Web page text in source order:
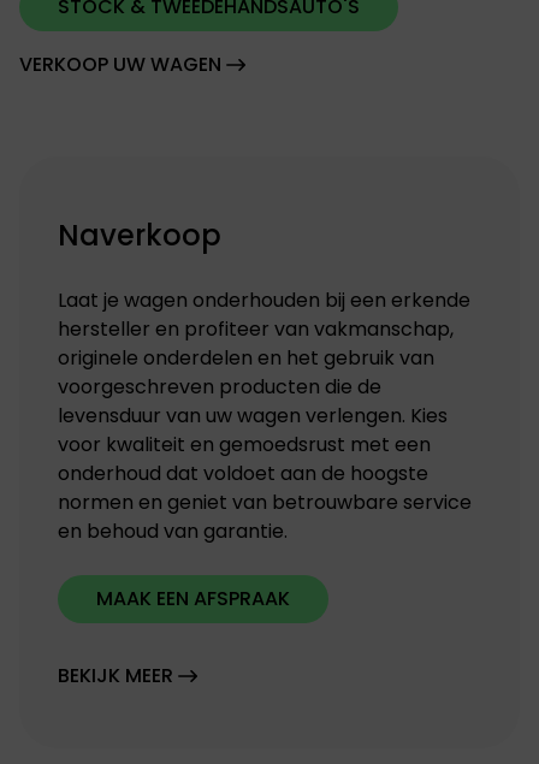
STOCK & TWEEDEHANDSAUTO'S
VERKOOP UW WAGEN
Naverkoop
Laat je wagen onderhouden bij een erkende
hersteller en profiteer van vakmanschap,
originele onderdelen en het gebruik van
voorgeschreven producten die de
levensduur van uw wagen verlengen. Kies
voor kwaliteit en gemoedsrust met een
onderhoud dat voldoet aan de hoogste
normen en geniet van betrouwbare service
en behoud van garantie.
BEKIJK MEER
MAAK EEN AFSPRAAK